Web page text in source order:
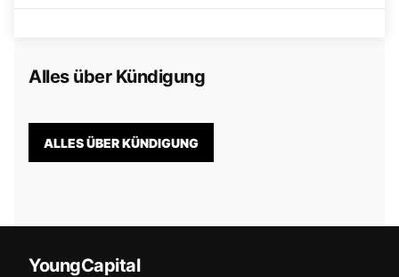
Alles über Kündigung
ALLES ÜBER KÜNDIGUNG
YoungCapital